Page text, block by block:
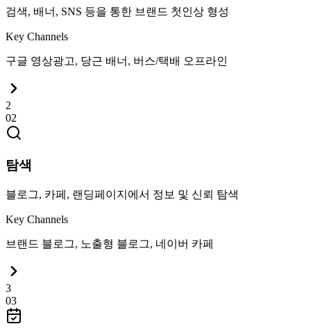
검색, 배너, SNS 등을 통한 브랜드 첫인상 형성
Key Channels
구글 영상광고, 당근 배너, 버스/택배 오프라인
2
02
탐색
블로그, 카페, 랜딩페이지에서 정보 및 신뢰 탐색
Key Channels
브랜드 블로그, 노출형 블로그, 네이버 카페
3
03